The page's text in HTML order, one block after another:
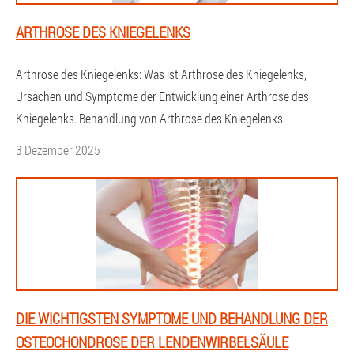
ARTHROSE DES KNIEGELENKS
Arthrose des Kniegelenks: Was ist Arthrose des Kniegelenks,
Ursachen und Symptome der Entwicklung einer Arthrose des
Kniegelenks. Behandlung von Arthrose des Kniegelenks.
3 Dezember 2025
DIE WICHTIGSTEN SYMPTOME UND BEHANDLUNG DER
OSTEOCHONDROSE DER LENDENWIRBELSÄULE